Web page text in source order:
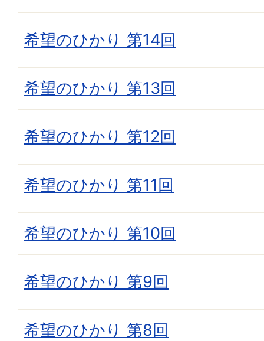
希望のひかり 第14回
希望のひかり 第13回
希望のひかり 第12回
希望のひかり 第11回
希望のひかり 第10回
希望のひかり 第9回
希望のひかり 第8回